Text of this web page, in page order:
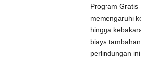
Program Gratis
memengaruhi
hingga
biaya
perlindungan